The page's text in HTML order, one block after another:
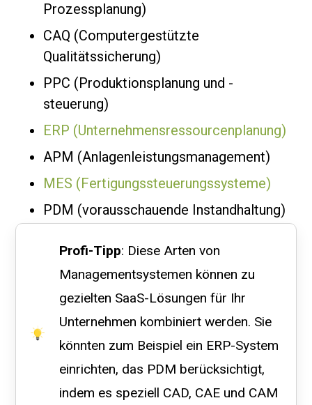
Prozessplanung)
CAQ (Computergestützte
Qualitätssicherung)
PPC (Produktionsplanung und -
steuerung)
ERP (Unternehmensressourcenplanung)
APM (Anlagenleistungsmanagement)
MES (Fertigungssteuerungssysteme)
PDM (vorausschauende Instandhaltung)
Profi-Tipp: Diese Arten von
Managementsystemen können zu
gezielten SaaS-Lösungen für Ihr
Unternehmen kombiniert werden. Sie
könnten zum Beispiel ein ERP-System
einrichten, das PDM berücksichtigt,
indem es speziell CAD, CAE und CAM